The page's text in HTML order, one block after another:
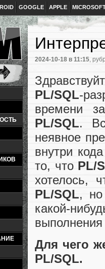
GOOGLE APPLE
2024-10-18 в 11:15,
PL/SQL-
времени
PL/SQL.
неявное
внутри
то, что PL/
хотелось,
PL/SQL, но
какой-
Для чего
PL/SQL.